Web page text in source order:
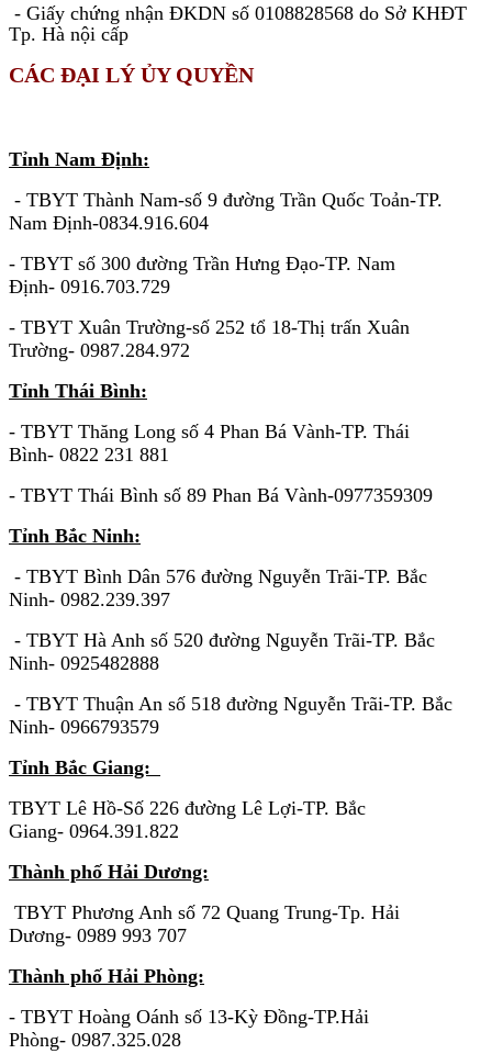
- Giấy chứng nhận ĐKDN số 0108828568 do Sở KHĐT
Tp. Hà nội cấp
CÁC ĐẠI LÝ ỦY QUYỀN
Tỉnh Nam Định:
- TBYT Thành Nam-số 9 đường Trần Quốc Toản-TP.
Nam Định-0834.916.604
- TBYT số 300 đường Trần Hưng Đạo-TP. Nam
Định- 0916.703.729
- TBYT Xuân Trường-số 252 tổ 18-Thị trấn Xuân
Trường- 0987.284.972
Tỉnh Thái Bình:
- TBYT Thăng Long số 4 Phan Bá Vành-TP. Thái
Bình- 0822 231 881
- TBYT Thái Bình số 89 Phan Bá Vành-0977359309
Tỉnh Bắc Ninh:
- TBYT Bình Dân 576 đường Nguyễn Trãi-TP. Bắc
Ninh- 0982.239.397
- TBYT Hà Anh số 520 đường Nguyễn Trãi-TP. Bắc
Ninh- 0925482888
- TBYT Thuận An số 518 đường Nguyễn Trãi-TP. Bắc
Ninh- 0966793579
Tỉnh Bắc Giang:
TBYT Lê Hồ-Số 226 đường Lê Lợi-TP. Bắc
Giang- 0964.391.822
Thành phố Hải Dương:
TBYT Phương Anh số 72 Quang Trung-Tp. Hải
Dương- 0989 993 707
Thành phố Hải Phòng:
- TBYT Hoàng Oánh số 13-Kỳ Đồng-TP.Hải
Phòng- 0987.325.028